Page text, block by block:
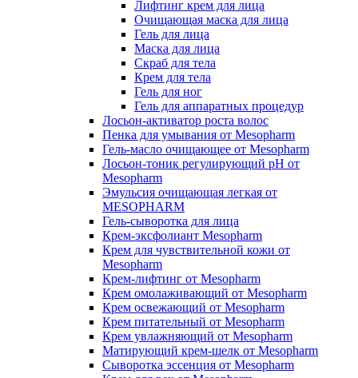
Лифтинг крем для лица
Очищающая маска для лица
Гель для лица
Маска для лица
Скраб для тела
Крем для тела
Гель для ног
Гель для аппаратных процедур
Лосьон-активатор роста волос
Пенка для умывания от Mesopharm
Гель-масло очищающее от Mesopharm
Лосьон-тоник регулирующий рН от
Mesopharm
Эмульсия очищающая легкая от
MESOPHARM
Гель-сыворотка для лица
Крем-эксфолиант Mesopharm
Крем для чувствительной кожи от
Mesopharm
Крем-лифтинг от Mesopharm
Крем омолаживающий от Mesopharm
Крем освежающий от Mesopharm
Крем питательный от Mesopharm
Крем увлажняющий от Mesopharm
Матирующий крем-шелк от Mesopharm
Сыворотка эссенция от Mesopharm